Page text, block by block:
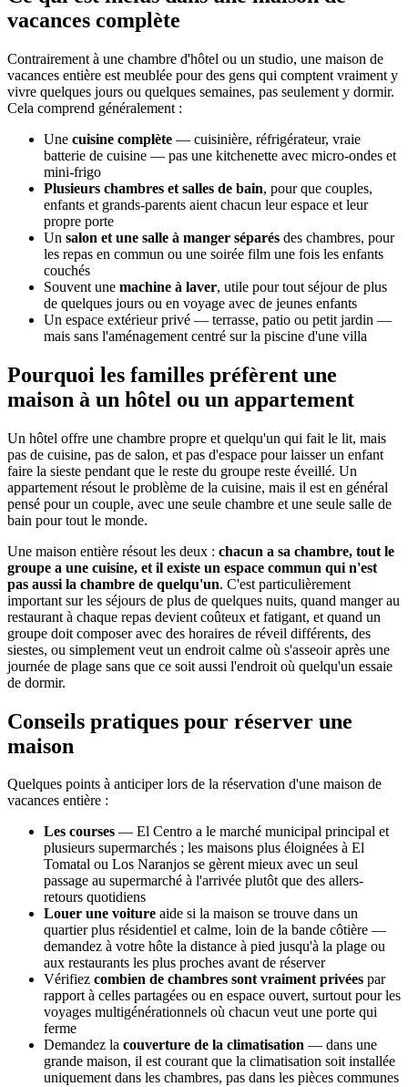
vacances complète
Contrairement à une chambre d'hôtel ou un studio, une maison de
vacances entière est meublée pour des gens qui comptent vraiment y
vivre quelques jours ou quelques semaines, pas seulement y dormir.
Cela comprend généralement :
Une cuisine complète — cuisinière, réfrigérateur, vraie
batterie de cuisine — pas une kitchenette avec micro-ondes et
mini-frigo
Plusieurs chambres et salles de bain, pour que couples,
enfants et grands-parents aient chacun leur espace et leur
propre porte
Un salon et une salle à manger séparés des chambres, pour
les repas en commun ou une soirée film une fois les enfants
couchés
Souvent une machine à laver, utile pour tout séjour de plus
de quelques jours ou en voyage avec de jeunes enfants
Un espace extérieur privé — terrasse, patio ou petit jardin —
mais sans l'aménagement centré sur la piscine d'une villa
Pourquoi les familles préfèrent une
maison à un hôtel ou un appartement
Un hôtel offre une chambre propre et quelqu'un qui fait le lit, mais
pas de cuisine, pas de salon, et pas d'espace pour laisser un enfant
faire la sieste pendant que le reste du groupe reste éveillé. Un
appartement résout le problème de la cuisine, mais il est en général
pensé pour un couple, avec une seule chambre et une seule salle de
bain pour tout le monde.
Une maison entière résout les deux : chacun a sa chambre, tout le
groupe a une cuisine, et il existe un espace commun qui n'est
pas aussi la chambre de quelqu'un. C'est particulièrement
important sur les séjours de plus de quelques nuits, quand manger au
restaurant à chaque repas devient coûteux et fatigant, et quand un
groupe doit composer avec des horaires de réveil différents, des
siestes, ou simplement veut un endroit calme où s'asseoir après une
journée de plage sans que ce soit aussi l'endroit où quelqu'un essaie
de dormir.
Conseils pratiques pour réserver une
maison
Quelques points à anticiper lors de la réservation d'une maison de
vacances entière :
Les courses — El Centro a le marché municipal principal et
plusieurs supermarchés ; les maisons plus éloignées à El
Tomatal ou Los Naranjos se gèrent mieux avec un seul
passage au supermarché à l'arrivée plutôt que des allers-
retours quotidiens
Louer une voiture aide si la maison se trouve dans un
quartier plus résidentiel et calme, loin de la bande côtière —
demandez à votre hôte la distance à pied jusqu'à la plage ou
aux restaurants les plus proches avant de réserver
Vérifiez combien de chambres sont vraiment privées par
rapport à celles partagées ou en espace ouvert, surtout pour les
voyages multigénérationnels où chacun veut une porte qui
ferme
Demandez la couverture de la climatisation — dans une
grande maison, il est courant que la climatisation soit installée
uniquement dans les chambres, pas dans les pièces communes